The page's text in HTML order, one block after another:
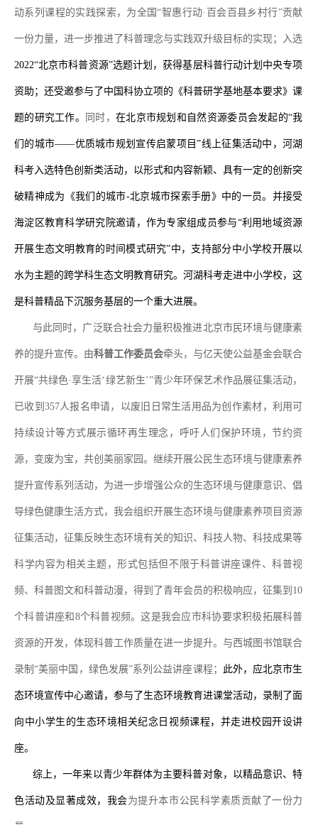
动系列课程的实践探索，为全国“智惠行动· 百会百县乡村行”贡献
一份力量，进一步推进了科普理念与实践双升级目标的实现；入选
2022“北京市科普资源”选题计划 ，获得基层科普行动计划中央专项
资助 ；还受邀参与了中国科协立项的《科普研学基地基本要求》课
题的研究工作。 同时， 在北京市规划和自然资源委员会发起的“我
们的城市——优质城市规划宣传启蒙项目”线上征集活动中，河湖
科考入选特色创新类活动，以形式和内容新颖、具有一定的创新突
破精神成为《我们的城市-北京城市探索手册》中的一员。 并接受
海淀区教育科学研究院邀请，作为专家组成员参与“利用地域资源
开展生态文明教育的时间模式研究”中，支持部分中小学校开展以
水为主题的跨学科生态文明教育研究。河湖科考走进中小学校，这
是科普精品下沉服务基层的一个重大进展。
与此同时，广泛联合社会力量积极推进北京市民环境与健康素
养的提升宣传。由科普工作委员会牵头，与亿天使公益基金会联合
开展“共绿色·享生活‘绿艺新生’”青少年环保艺术作品展征集活动，
已收到 357人报名 申请，以废旧日常生活用品为创作素材，利用可
持续设计等方式展示循环再生理念，呼吁人们保护环境，节约资
源，变废为宝，共创美丽家园。继续开展公民生态环境与健康素养
提升宣传系列活动，为进一步增强公众的生态环境与健康意识、倡
导绿色健康生活方式，我会组织开展生态环境与健康素养项目资源
征集活动，征集反映生态环境有关的知识、科技人物、科技成果等
科学内容为相关主题，形式包括但不限于科普讲座课件、科普视
频、科普图文和科普动漫，得到了青年会员的积极响应，征集到 10
个科普讲座和 8个科普视频。这是我会应市科协要求积极拓展科普
资源的开发，体现科普工作质量在进一步提升。与西城图书馆联合
录制“美丽中国，绿色发展”系列公益讲座课程； 此外， 应北京市生
态环境宣传中心邀请，参与了生态环境教育进课堂活动，录制 了面
向中小学生的生态环境相关纪念日视频课程，并走进校园开设讲
座。
综上，一年来以青少年群体为主要科普对象，以精品意识、特
色活动及显著成效，我会为提升本市公民科学素质贡献了一份力